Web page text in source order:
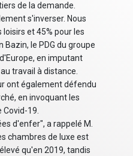
de la demande.
s'inverser. Nous
et 45% pour les
le PDG du groupe
en imputant
travail à distance.
ont également défendu
en invoquant les
Covid-19.
d'enfer", a rappelé M.
chambres de luxe est
qu'en 2019, tandis